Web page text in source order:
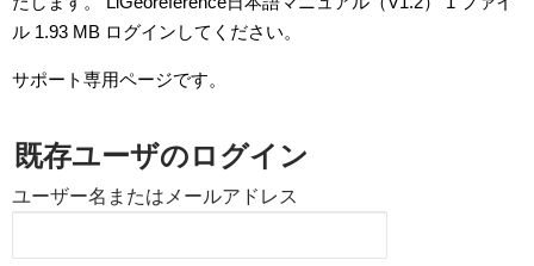
ル 1.93 MB ログインしてください。
サポート専用ページです。
既存ユーザのログイン
ユーザー名またはメールアドレス